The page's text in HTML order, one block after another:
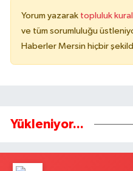
Yorum yazarak topluluk
ve tüm sorumluluğu
Haberler Mersin hiçbir
Yükleniyor...